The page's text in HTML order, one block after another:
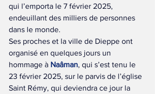
qui l’emporta le 7 février 2025,
endeuillant des milliers de personnes
dans le monde.
Ses proches et la ville de Dieppe ont
organisé en quelques jours un
hommage à Naâman, qui s’est tenu le
23 février 2025, sur le parvis de l’église
Saint Rémy, qui deviendra ce jour la